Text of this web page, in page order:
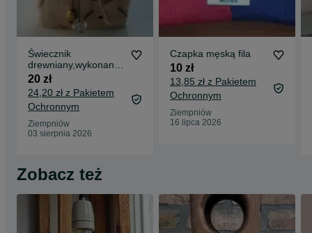
Świecznik
drewniany,wykonany
wlasnorecznie
20 zł
24,20 zł z Pakietem
Ochronnym
Ziempniów
03 sierpnia 2026
Czapka męską fila
10 zł
13,85 zł z Pakietem
Ochronnym
Ziempniów
16 lipca 2026
Zobacz też